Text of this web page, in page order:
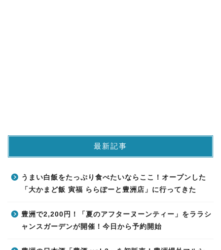
最新記事
うまい白飯をたっぷり食べたいならここ！オープンした
「大かまど飯 寅福 ららぽーと豊洲店」に行ってきた
豊洲で2,200円！「夏のアフターヌーンティー」をララシ
ャンスガーデンが開催！今日から予約開始